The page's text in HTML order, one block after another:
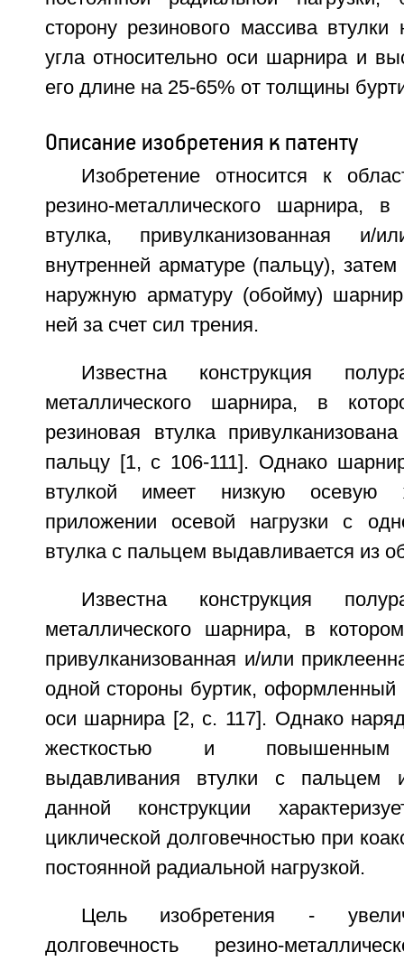
сторону резинового массива
угла относительно оси шарнира и
его длине на 25-65% от толщины
Описание изобретения к патенту
Изобретение относится к
резино-металлического шарнира,
втулка, привулканизованная и/
внутренней арматуре (пальцу),
наружную арматуру (обойму)
ней за счет сил трения.
Известна конструкция
металлического шарнира, в
резиновая втулка
пальцу [1, с 106-111]. Однако
втулкой имеет низкую осевую
приложении осевой нагрузки с
втулка с пальцем выдавливается из
Известна конструкция
металлического шарнира, в
привулканизованная и/или
одной стороны буртик,
оси шарнира [2, с. 117]. Однако
жесткостью и повышенным
выдавливания втулки с
данной конструкции
циклической долговечностью при
постоянной радиальной нагрузкой.
Цель изобретения -
долговечность резино-